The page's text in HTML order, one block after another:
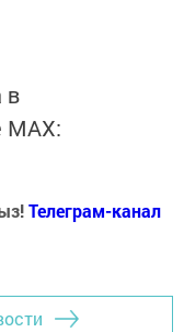
в
MАХ:
Телеграм-канал